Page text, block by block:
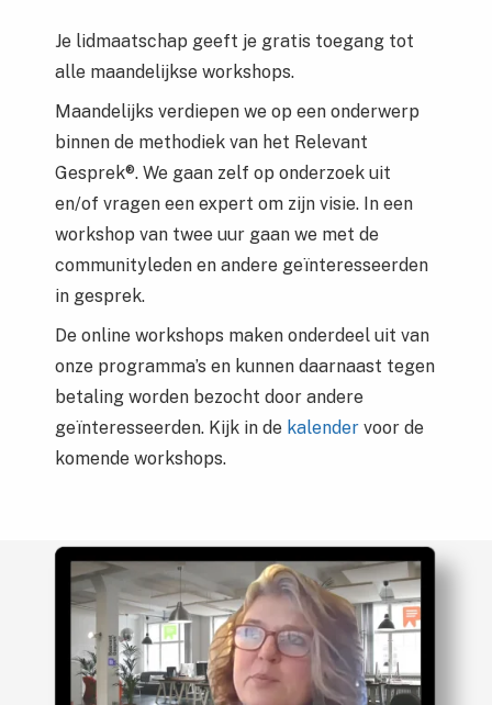
Je lidmaatschap geeft je gratis toegang tot
alle maandelijkse workshops.
Maandelijks verdiepen we op een onderwerp
binnen de methodiek van het Relevant
Gesprek®. We gaan zelf op onderzoek uit
en/of vragen een expert om zijn visie. In een
workshop van twee uur gaan we met de
communityleden en andere geïnteresseerden
in gesprek.
De online workshops maken onderdeel uit van
onze programma’s en kunnen daarnaast tegen
betaling worden bezocht door andere
geïnteresseerden. Kijk in de kalender voor de
komende workshops.